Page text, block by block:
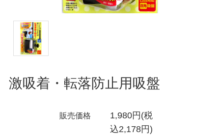
激吸着・転落防止用吸盤
販売価格
1,980円(税
込2,178円)